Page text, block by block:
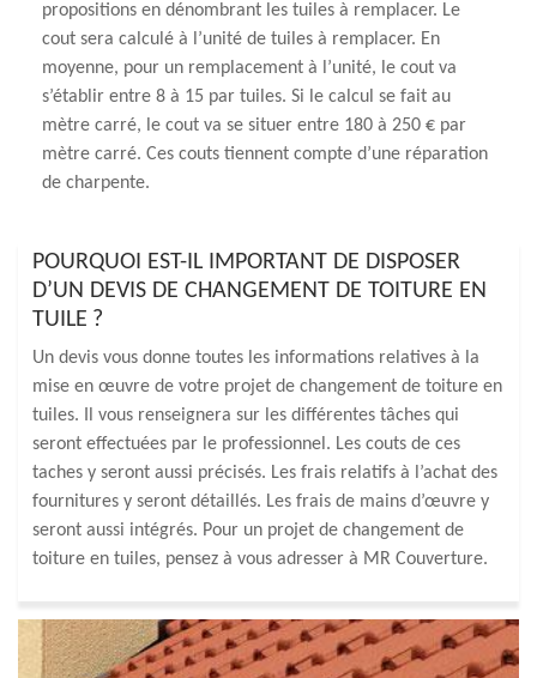
propositions en dénombrant les tuiles à remplacer. Le
cout sera calculé à l’unité de tuiles à remplacer. En
moyenne, pour un remplacement à l’unité, le cout va
s’établir entre 8 à 15 par tuiles. Si le calcul se fait au
mètre carré, le cout va se situer entre 180 à 250 € par
mètre carré. Ces couts tiennent compte d’une réparation
de charpente.
POURQUOI EST-IL IMPORTANT DE DISPOSER
D’UN DEVIS DE CHANGEMENT DE TOITURE EN
TUILE ?
Un devis vous donne toutes les informations relatives à la
mise en œuvre de votre projet de changement de toiture en
tuiles. Il vous renseignera sur les différentes tâches qui
seront effectuées par le professionnel. Les couts de ces
taches y seront aussi précisés. Les frais relatifs à l’achat des
fournitures y seront détaillés. Les frais de mains d’œuvre y
seront aussi intégrés. Pour un projet de changement de
toiture en tuiles, pensez à vous adresser à MR Couverture.